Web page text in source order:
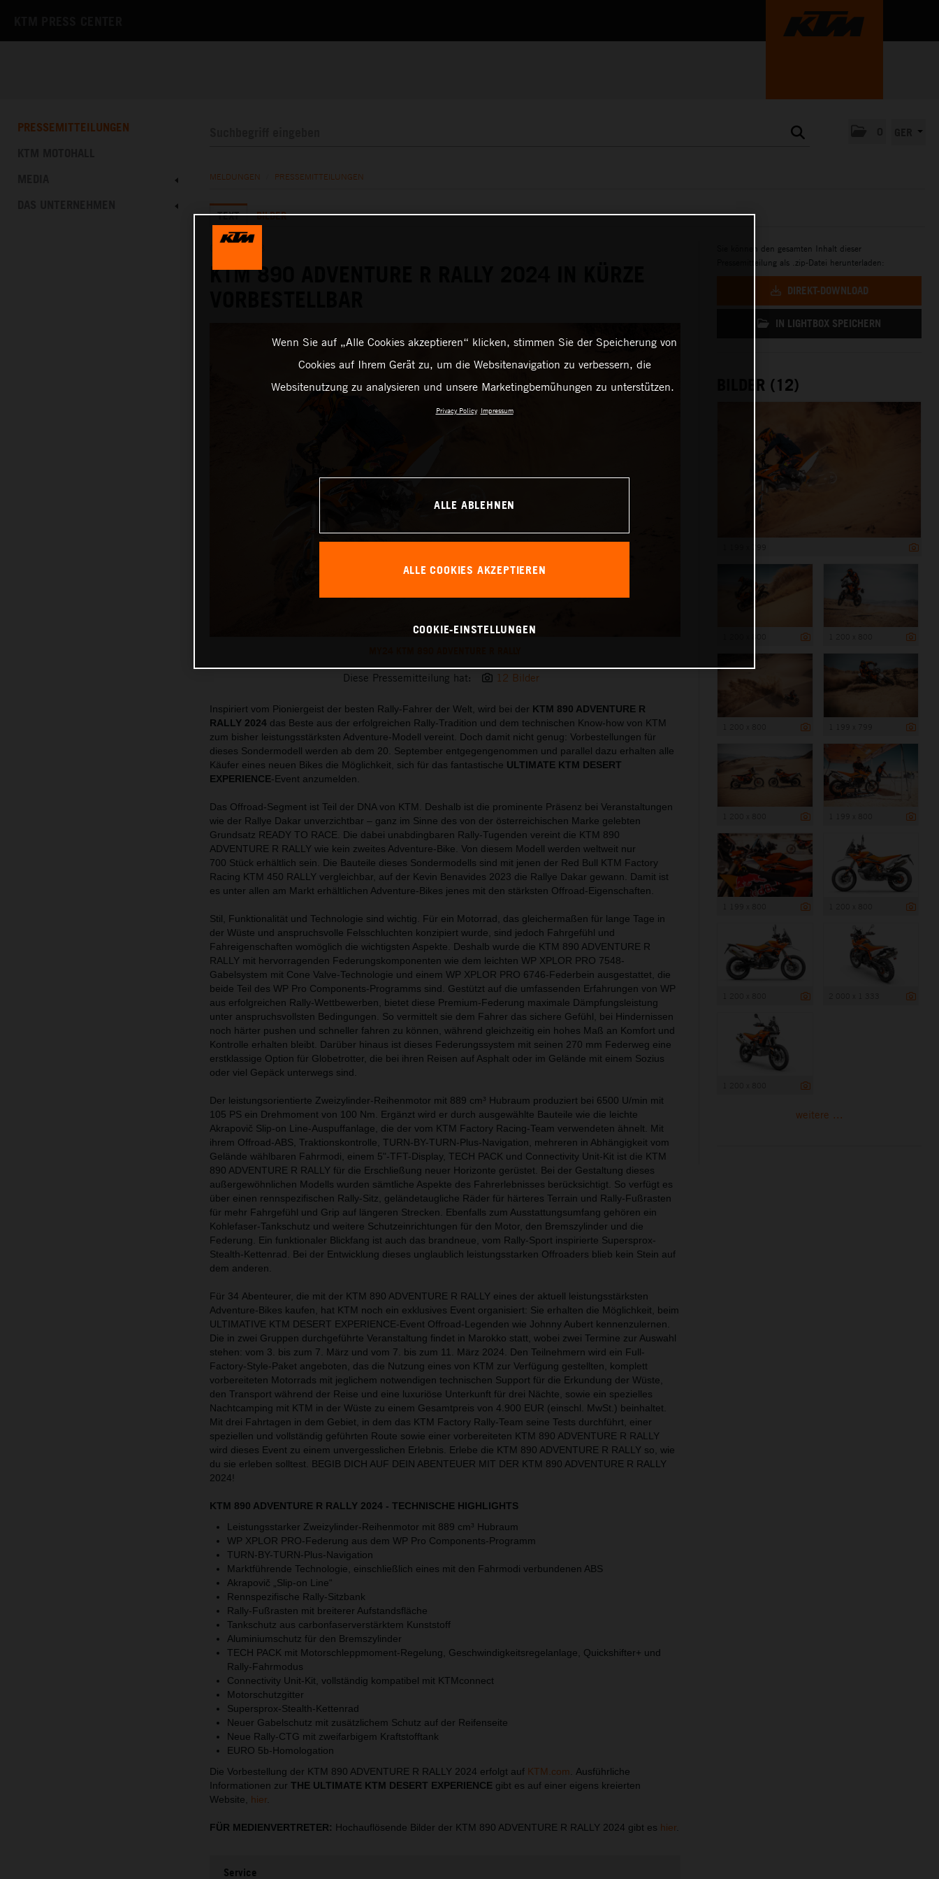
PRESSEMITTEILUNGEN
MELDUNGEN PRESSEMITTEILUNGEN
TEXT BILDER
KTM 890 ADVENTURE R RALLY 2024 IN KÜRZE
Diese Pressemitteilung hat: 12 Bilder
Inspiriert vom Pioniergeist der besten Rally-Fahrer der Welt, wird bei der KTM 890 ADVENTURE R
RALLY 2024 das Beste aus der erfolgreichen Rally-Tradition und dem technischen Know-how von KTM
zum bisher leistungsstärksten Adventure-Modell vereint. Doch damit nicht genug: Vorbestellungen für
dieses Sondermodell werden ab dem 20. September entgegengenommen und parallel dazu erhalten alle
Käufer eines neuen Bikes die Möglichkeit, sich für das fantastische ULTIMATE KTM DESERT
EXPERIENCE-Event anzumelden.
Das Offroad-Segment ist Teil der DNA von KTM. Deshalb ist die prominente Präsenz bei Veranstaltungen
wie der Rallye Dakar unverzichtbar – ganz im Sinne des von der österreichischen Marke gelebten
Grundsatz READY TO RACE. Die dabei unabdingbaren Rally-Tugenden vereint die KTM 890
ADVENTURE R RALLY wie kein zweites Adventure-Bike. Von diesem Modell werden weltweit nur
700 Stück erhältlich sein. Die Bauteile dieses Sondermodells sind mit jenen der Red Bull KTM Factory
Racing KTM 450 RALLY vergleichbar, auf der Kevin Benavides 2023 die Rallye Dakar gewann. Damit ist
es unter allen am Markt erhältlichen Adventure-Bikes jenes mit den stärksten Offroad-Eigenschaften.
Stil, Funktionalität und Technologie sind wichtig. Für ein Motorrad, das gleichermaßen für lange Tage in
der Wüste und anspruchsvolle Felsschluchten konzipiert wurde, sind jedoch Fahrgefühl und
Fahreigenschaften womöglich die wichtigsten Aspekte. Deshalb wurde die KTM 890 ADVENTURE R
RALLY mit hervorragenden Federungskomponenten wie dem leichten WP XPLOR PRO 7548-
Gabelsystem mit Cone Valve-Technologie und einem WP XPLOR PRO 6746-Federbein ausgestattet, die
beide Teil des WP Pro Components-Programms sind. Gestützt auf die umfassenden Erfahrungen von WP
aus erfolgreichen Rally-Wettbewerben, bietet diese Premium-Federung maximale Dämpfungsleistung
unter anspruchsvollsten Bedingungen. So vermittelt sie dem Fahrer das sichere Gefühl, bei Hindernissen
noch härter pushen und schneller fahren zu können, während gleichzeitig ein hohes Maß an Komfort und
Kontrolle erhalten bleibt. Darüber hinaus ist dieses Federungssystem mit seinen 270 mm Federweg eine
erstklassige Option für Globetrotter, die bei ihren Reisen auf Asphalt oder im Gelände mit einem Sozius
oder viel Gepäck unterwegs sind.
Der leistungsorientierte Zweizylinder-Reihenmotor mit 889 cm³ Hubraum produziert bei 6500 U/min mit
105 PS ein Drehmoment von 100 Nm. Ergänzt wird er durch ausgewählte Bauteile wie die leichte
Akrapovič Slip-on Line-Auspuffanlage, die der vom KTM Factory Racing-Team verwendeten ähnelt. Mit
ihrem Offroad-ABS, Traktionskontrolle, TURN-BY-TURN-Plus-Navigation, mehreren in Abhängigkeit vom
Gelände wählbaren Fahrmodi, einem 5"-TFT-Display, TECH PACK und Connectivity Unit-Kit ist die KTM
890 ADVENTURE R RALLY für die Erschließung neuer Horizonte gerüstet. Bei der Gestaltung dieses
außergewöhnlichen Modells wurden sämtliche Aspekte des Fahrerlebnisses berücksichtigt. So verfügt es
über einen rennspezifischen Rally-Sitz, geländetaugliche Räder für härteres Terrain und Rally-Fußrasten
für mehr Fahrgefühl und Grip auf längeren Strecken. Ebenfalls zum Ausstattungsumfang gehören ein
Kohlefaser-Tankschutz und weitere Schutzeinrichtungen für den Motor, den Bremszylinder und die
Federung. Ein funktionaler Blickfang ist auch das brandneue, vom Rally-Sport inspirierte Supersprox-
Stealth-Kettenrad. Bei der Entwicklung dieses unglaublich leistungsstarken Offroaders blieb kein Stein auf
dem anderen.
Für 34 Abenteurer, die mit der KTM 890 ADVENTURE R RALLY eines der aktuell leistungsstärksten
Adventure-Bikes kaufen, hat KTM noch ein exklusives Event organisiert: Sie erhalten die Möglichkeit, beim
ULTIMATIVE KTM DESERT EXPERIENCE-Event Offroad-Legenden wie Johnny Aubert kennenzulernen.
Die in zwei Gruppen durchgeführte Veranstaltung findet in Marokko statt, wobei zwei Termine zur Auswahl
stehen: vom 3. bis zum 7. März und vom 7. bis zum 11. März 2024. Den Teilnehmern wird ein Full-
Factory-Style-Paket angeboten, das die Nutzung eines von KTM zur Verfügung gestellten, komplett
vorbereiteten Motorrads mit jeglichem notwendigen technischen Support für die Erkundung der Wüste,
den Transport während der Reise und eine luxuriöse Unterkunft für drei Nächte, sowie ein spezielles
Nachtcamping mit KTM in der Wüste zu einem Gesamtpreis von 4.900 EUR (einschl. MwSt.) beinhaltet.
Mit drei Fahrtagen in dem Gebiet, in dem das KTM Factory Rally-Team seine Tests durchführt, einer
speziellen und vollständig geführten Route sowie einer vorbereiteten KTM 890 ADVENTURE R RALLY
wird dieses Event zu einem unvergesslichen Erlebnis. Erlebe die KTM 890 ADVENTURE R RALLY so, wie
du sie erleben solltest. BEGIB DICH AUF DEIN ABENTEUER MIT DER KTM 890 ADVENTURE R RALLY
2024!
KTM 890 ADVENTURE R RALLY 2024 - TECHNISCHE HIGHLIGHTS
Leistungsstarker Zweizylinder-Reihenmotor mit 889 cm³ Hubraum
WP XPLOR PRO-Federung aus dem WP Pro Components-Programm
TURN-BY-TURN-Plus-Navigation
Marktführende Technologie, einschließlich eines mit den Fahrmodi verbundenen ABS
Akrapovič „Slip-on Line“
Rennspezifische Rally-Sitzbank
Rally-Fußrasten mit breiterer Aufstandsfläche
Tankschutz aus carbonfaserverstärktem Kunststoff
Aluminiumschutz für den Bremszylinder
TECH PACK mit Motorschleppmoment-Regelung, Geschwindigkeitsregelanlage, Quickshifter+ und
Rally-Fahrmodus
Connectivity Unit-Kit, vollständig kompatibel mit KTMconnect
Motorschutzgitter
Supersprox-Stealth-Kettenrad
Neuer Gabelschutz mit zusätzlichem Schutz auf der Reifenseite
Neue Rally-CTG mit zweifarbigem Kraftstofftank
EURO 5b-Homologation
Die Vorbestellung der KTM 890 ADVENTURE R RALLY 2024 erfolgt auf KTM.com . Ausführliche
Informationen zur THE ULTIMATE KTM DESERT EXPERIENCE gibt es auf einer eigens kreierten
Website, hier
FÜR MEDIENVERTRETER: Hochauflösende Bilder der KTM 890 ADVENTURE R RALLY 2024 gibt es hier
Service
Sie können den gesamten Inhalt dieser
Pressemitteilung als .zip-Datei herunterladen:
DIREKT-DOWNLOAD
IN LIGHTBOX SPEICHERN
BILDER (12)
weitere ...
Wenn Sie auf „Alle Cookies akzeptieren“ klicken, stimmen Sie der Speicherung von
Cookies auf Ihrem Gerät zu, um die Websitenavigation zu verbessern, die
Websitenutzung zu analysieren und unsere Marketingbemühungen zu unterstützen.
Privacy Policy Impressum
ALLE ABLEHNEN
ALLE COOKIES AKZEPTIEREN
COOKIE-EINSTELLUNGEN